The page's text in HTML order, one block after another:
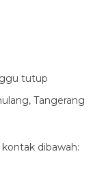
tutup
Tangerang
dibawah: